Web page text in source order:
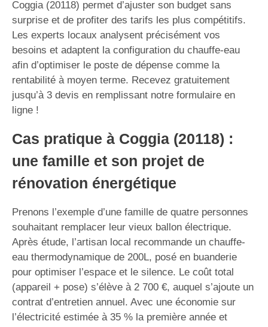
Coggia (20118) permet d’ajuster son budget sans
surprise et de profiter des tarifs les plus compétitifs.
Les experts locaux analysent précisément vos
besoins et adaptent la configuration du chauffe-eau
afin d’optimiser le poste de dépense comme la
rentabilité à moyen terme. Recevez gratuitement
jusqu’à 3 devis en remplissant notre formulaire en
ligne !
Cas pratique à Coggia (20118) :
une famille et son projet de
rénovation énergétique
Prenons l’exemple d’une famille de quatre personnes
souhaitant remplacer leur vieux ballon électrique.
Après étude, l’artisan local recommande un chauffe-
eau thermodynamique de 200L, posé en buanderie
pour optimiser l’espace et le silence. Le coût total
(appareil + pose) s’élève à 2 700 €, auquel s’ajoute un
contrat d’entretien annuel. Avec une économie sur
l’électricité estimée à 35 % la première année et